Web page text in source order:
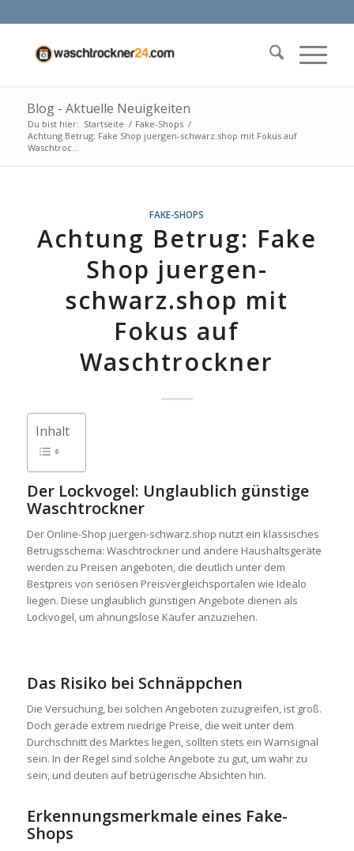
Blog - Aktuelle Neuigkeiten
Du bist hier: Startseite / Fake-Shops /
Achtung Betrug: Fake Shop juergen-schwarz.shop mit Fokus auf
Waschtroc...
FAKE-SHOPS
Achtung Betrug: Fake
Shop juergen-
schwarz.shop mit
Fokus auf
Waschtrockner
Inhalt
Der Lockvogel: Unglaublich günstige
Waschtrockner
Der Online-Shop juergen-schwarz.shop nutzt ein klassisches
Betrugsschema: Waschtrockner und andere Haushaltsgeräte
werden zu Preisen angeboten, die deutlich unter dem
Bestpreis von seriösen Preisvergleichsportalen wie Idealo
liegen. Diese unglaublich günstigen Angebote dienen als
Lockvogel, um ahnungslose Käufer anzuziehen.
Das Risiko bei Schnäppchen
Die Versuchung, bei solchen Angeboten zuzugreifen, ist groß.
Doch gerade extrem niedrige Preise, die weit unter dem
Durchschnitt des Marktes liegen, sollten stets ein Warnsignal
sein. In der Regel sind solche Angebote zu gut, um wahr zu
sein, und deuten auf betrügerische Absichten hin.
Erkennungsmerkmale eines Fake-
Shops